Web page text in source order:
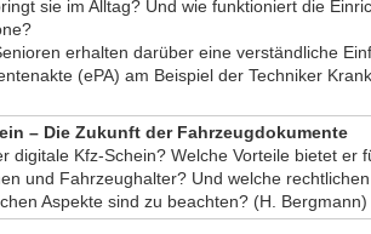
sie im Alltag? Und wie funktioniert die
erhalten darüber eine verständliche
(ePA) am Beispiel der Techniker
– Die Zukunft der Fahrzeugdokumente
digitale Kfz-Schein? Welche Vorteile bietet er
und Fahrzeughalter? Und welche
Aspekte sind zu beachten? (H. Bergmann)